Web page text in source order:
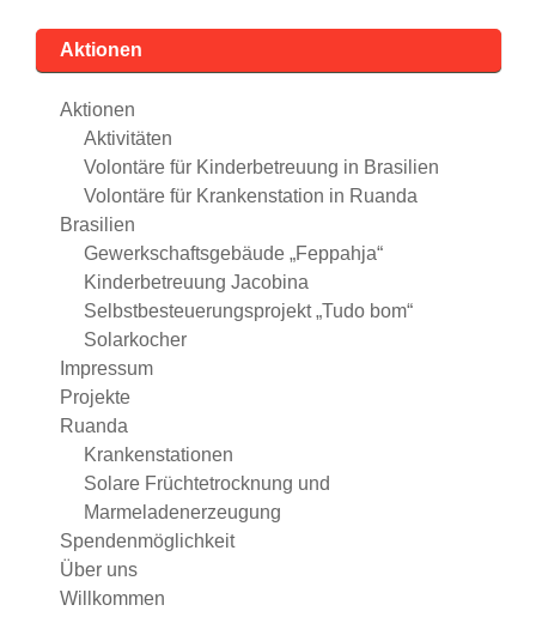
Aktionen
Aktionen
Aktivitäten
Volontäre für Kinderbetreuung in Brasilien
Volontäre für Krankenstation in Ruanda
Brasilien
Gewerkschaftsgebäude „Feppahja“
Kinderbetreuung Jacobina
Selbstbesteuerungsprojekt „Tudo bom“
Solarkocher
Impressum
Projekte
Ruanda
Krankenstationen
Solare Früchtetrocknung und
Marmeladenerzeugung
Spendenmöglichkeit
Über uns
Willkommen